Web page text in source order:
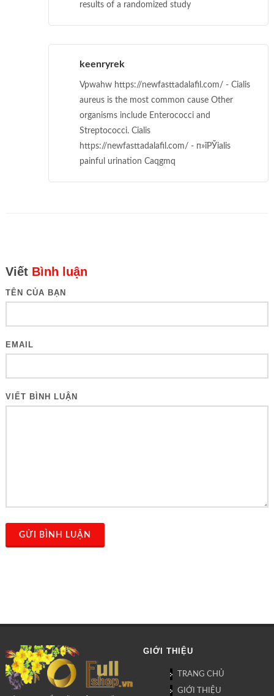
results of a randomized study
keenryrek
Vpwahw https://newfasttadalafil.com/ - Cialis
aureus is the most common cause Other
organisms include Enterococci and
Streptococci. Cialis
https://newfasttadalafil.com/ - п»їРЎialis
painful urination Caqgmq
Viết Bình luận
TÊN CỦA BẠN
EMAIL
VIẾT BÌNH LUẬN
GỬI BÌNH LUẬN
GIỚI THIỆU
TRANG CHỦ
GIỚI THIỆU